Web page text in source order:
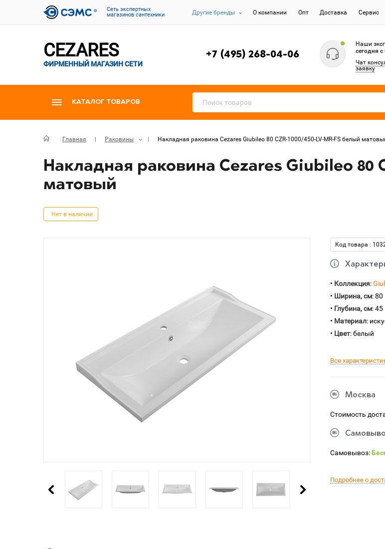
Cеть экспертных
магазинов сантехники
Другие бренды О компании Опт Доставка Сервис
CEZARES
ФИРМЕННЫЙ МАГАЗИН СЕТИ
+7 (495) 268-04-06
Наши
сегодня
Чат
заявку
КАТАЛОГ ТОВАРОВ
Главная Раковины Накладная раковина Cezares Giubileo 80 CZR-1000/450-LV-MR-FS белый
Накладная раковина Cezares Giubileo 80
матовый
Нет в наличии
Код товара :
• Коллекция:
• Ширина, см: 80
• Глубина, см: 45
• Материал:
• Цвет: белый
Все
Москва
Стоимость
Самовывоз:
Подробнее о